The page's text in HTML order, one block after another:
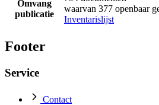
Omvang
publicatie
waarvan 377 openbaar
Inventarislijst
Footer
Service
Contact